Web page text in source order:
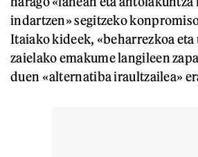
indartzen» segitzeko
Itaiako kideek, «beharrezkoa eta
zaielako emakume langileen
duen «alternatiba iraultzailea»